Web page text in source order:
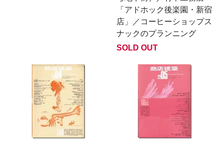
「アドホック後楽園・新宿
店」／コーヒーショップス
ナックのプランニング
SOLD OUT